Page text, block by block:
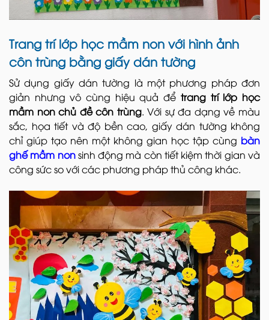
Trang trí lớp học mầm non với hình ảnh
côn trùng bằng giấy dán tường
Sử dụng giấy dán tường là một phương pháp đơn
giản nhưng vô cùng hiệu quả để trang trí lớp học
mầm non chủ đề côn trùng. Với sự đa dạng về màu
sắc, họa tiết và độ bền cao, giấy dán tường không
chỉ giúp tạo nên một không gian học tập cùng bàn
ghế mầm nonsinh động mà còn tiết kiệm thời gian và
công sức so với các phương pháp thủ công khác.